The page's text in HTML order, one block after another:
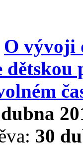
O vývoji
dětskou
30